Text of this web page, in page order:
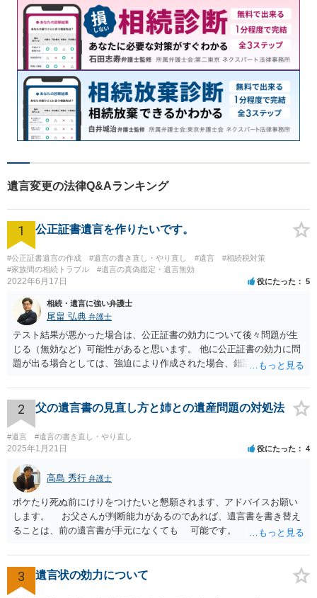
遺言変更の法律Q&Aランキング
1 公正証書遺言を作りたいです。
#公正証書遺言の作成 #遺言の書き直し・やり直し #遺言
#相続税対策
#家族間の相続トラブル
#遺言の真偽鑑定・遺言無効
2022年6月17日 役にたった 5
相続・遺言に強い弁護士
尾畠 弘典 弁護士
テスト結果が悪かった場合は、公正証書の効力について後々問題が生
じる（無効など）可能性があると思います。 他に公正証書の効力に問
題が出る場合としては、強迫により作成された場合、錯誤（勘違い）
すが、弁護士に作成を依頼する場合は、１０～数十万円程度になるケ
ースが多いと思います。 報酬体系は、弁護士ごとに異なりますので一
律の基準はありません。
2 父の遺言書の見直し方と姉との遺産問題の対処法
#遺言 #遺言の書き直し・やり直し
2025年1月21日 役にたった 4
高島 秀行 弁護士
ボケたり死ぬ前にけりをつけたいと懇願されます、アドバイスお願い
します。 お父さんが判断能力があるのであれば、遺言書を書き替え
ることは、前の遺言書が手元になくても 可能です。 将来遺言の効
してもらって 診断書を取得して、公証役場へ行って公正証書遺言を
作成するのがよいと思います。 将来争われることが見込まれること
から、弁護士に依頼して手続きを進めた方がよいと思います。
3 遺言状の効力について